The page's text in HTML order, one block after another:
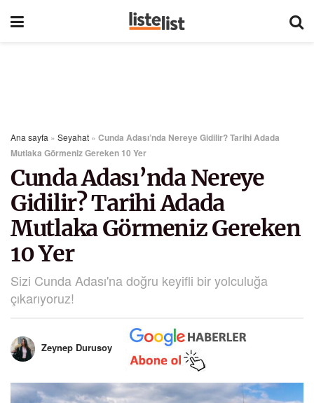
Ana sayfa » Seyahat » Cunda Adası’nda Nereye Gidilir? Tarihi Adada
Mutlaka Görmeniz Gereken 10 Yer
Cunda Adası’nda Nereye
Gidilir? Tarihi Adada
Mutlaka Görmeniz Gereken
10 Yer
Sizi Cunda Adası'na doğru keyifli bir yolculuğa
çıkarıyoruz!
Zeynep Durusoy